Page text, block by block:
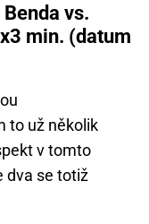
vs.
min. (datum
to už několik
v tomto
dva se totiž